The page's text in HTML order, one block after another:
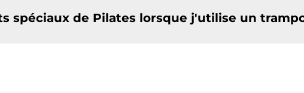
spéciaux de Pilates lorsque j'utilise un